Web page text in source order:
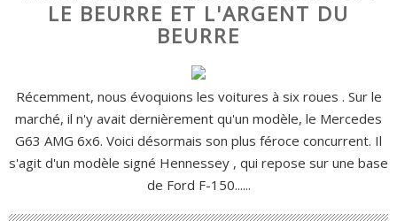
LE BEURRE ET L'ARGENT DU
BEURRE
Récemment, nous évoquions les voitures à six roues . Sur le
marché, il n'y avait dernièrement qu'un modèle, le Mercedes
G63 AMG 6x6. Voici désormais son plus féroce concurrent. Il
s'agit d'un modèle signé Hennessey , qui repose sur une base
de Ford F-150......